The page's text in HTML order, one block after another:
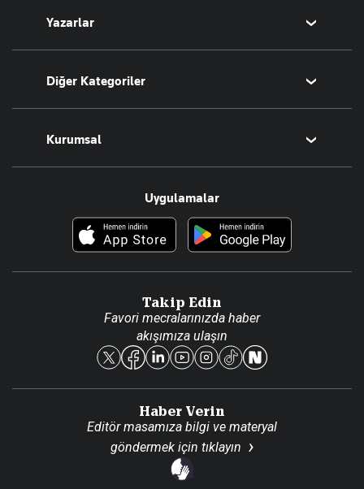
Tarih
Sesli Yayınlar
Yazarlar
Tüm Yazarlar
Diğer Kategoriler
Teknoloji
Foto Haber
Kurumsal
Künye
Reklam Ver
Uygulamalar
Takip Edin
Favori mecralarınızda haber
akışımıza ulaşın
Haber Verin
Editör masamıza bilgi ve materyal
göndermek için tıklayın